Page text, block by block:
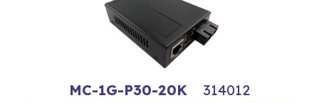
MC-1G-P30-20K 314012